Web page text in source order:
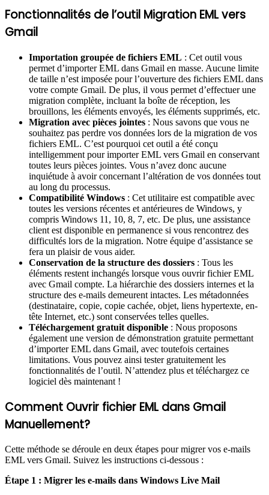
Fonctionnalités de l’outil Migration EML vers
Gmail
Importation groupée de fichiers EML : Cet outil vous
permet d’importer EML dans Gmail en masse. Aucune limite
de taille n’est imposée pour l’ouverture des fichiers EML dans
votre compte Gmail. De plus, il vous permet d’effectuer une
migration complète, incluant la boîte de réception, les
brouillons, les éléments envoyés, les éléments supprimés, etc.
Migration avec pièces jointes : Nous savons que vous ne
souhaitez pas perdre vos données lors de la migration de vos
fichiers EML. C’est pourquoi cet outil a été conçu
intelligemment pour importer EML vers Gmail en conservant
toutes leurs pièces jointes. Vous n’avez donc aucune
inquiétude à avoir concernant l’altération de vos données tout
au long du processus.
Compatibilité Windows : Cet utilitaire est compatible avec
toutes les versions récentes et antérieures de Windows, y
compris Windows 11, 10, 8, 7, etc. De plus, une assistance
client est disponible en permanence si vous rencontrez des
difficultés lors de la migration. Notre équipe d’assistance se
fera un plaisir de vous aider.
Conservation de la structure des dossiers : Tous les
éléments restent inchangés lorsque vous ouvrir fichier EML
avec Gmail compte. La hiérarchie des dossiers internes et la
structure des e-mails demeurent intactes. Les métadonnées
(destinataire, copie, copie cachée, objet, liens hypertexte, en-
tête Internet, etc.) sont conservées telles quelles.
Téléchargement gratuit disponible : Nous proposons
également une version de démonstration gratuite permettant
d’importer EML dans Gmail, avec toutefois certaines
limitations. Vous pouvez ainsi tester gratuitement les
fonctionnalités de l’outil. N’attendez plus et téléchargez ce
logiciel dès maintenant !
Comment Ouvrir fichier EML dans Gmail
Manuellement?
Cette méthode se déroule en deux étapes pour migrer vos e-mails
EML vers Gmail. Suivez les instructions ci-dessous :
Étape 1 : Migrer les e-mails dans Windows Live Mail